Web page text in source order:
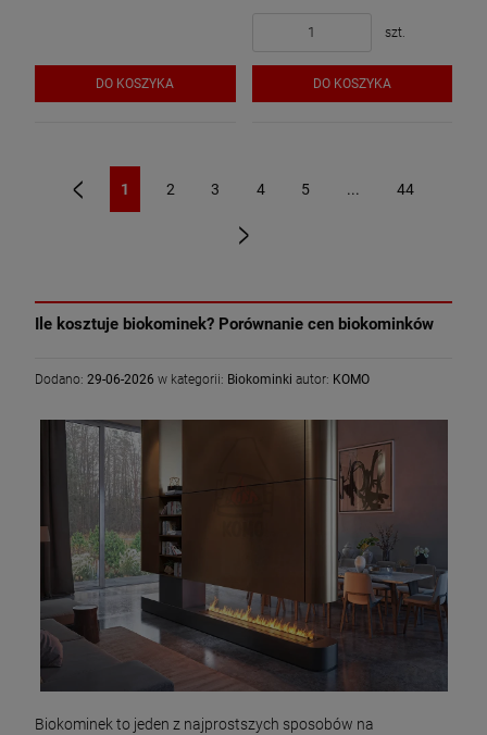
Ile kosztuje biokominek? Porównanie cen biokominków
Dodano: 29-06-2026 w kategorii: Biokominki autor: KOMO
Biokominek to jeden z najprostszych sposobów na
DO KOSZYKA
szt.
DO KOSZYKA
1 2 3 4 5 ... 44